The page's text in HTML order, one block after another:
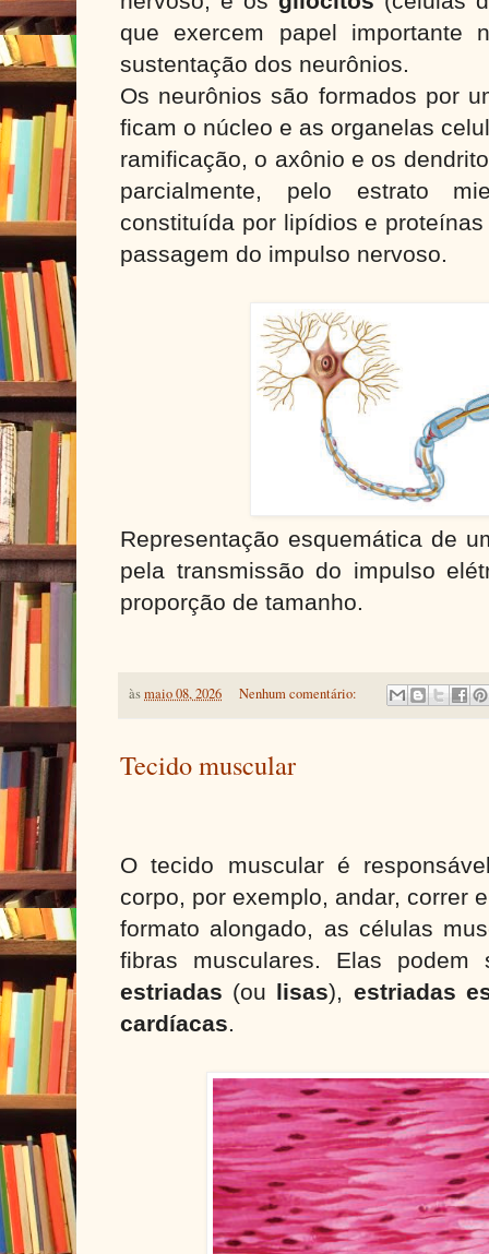
que exercem papel importante
sustentação dos neurônios.
Os neurônios são formados por
ficam o núcleo e as organelas
ramificação, o axônio e os
parcialmente, pelo estrato
constituída por lipídios e
passagem do impulso nervoso.
Representação esquemática de
pela transmissão do impulso
proporção de tamanho.
àsmaio 08, 2026 Nenhum comentário:
Tecido muscular
O tecido muscular é
corpo, por exemplo, andar, correr
formato alongado, as células
fibras musculares. Elas
estriadas (ou lisas), estriadas
cardíacas.